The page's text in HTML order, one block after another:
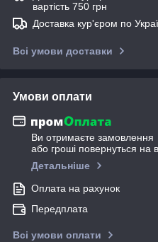
вартість 750 грн
Доставка кур'єром по
Всі умови доставки
Умови оплати
Ви отримаєте замовлення
або гроші повернуться на
Детальніше
Оплата на рахунок
Передплата
Всі умови оплати